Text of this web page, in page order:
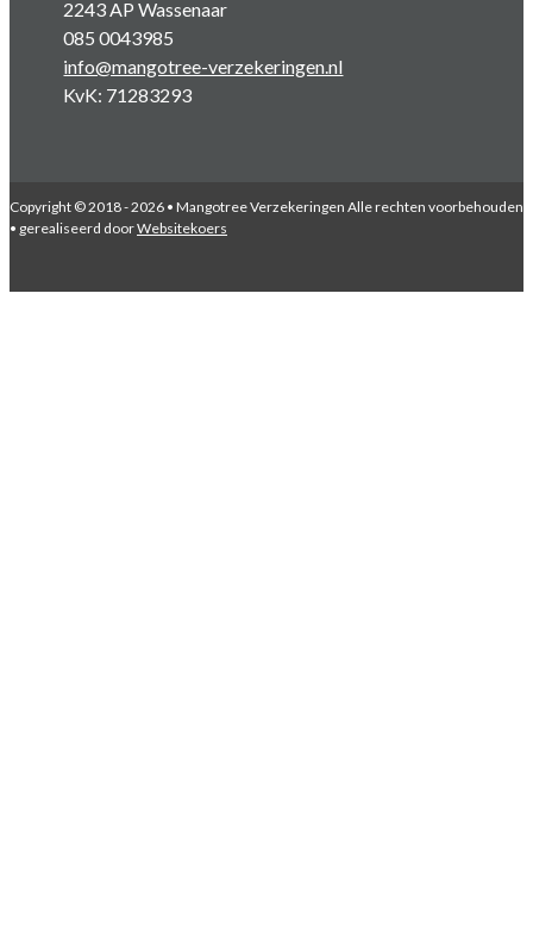
2243 AP Wassenaar
085 0043985
info@mangotree-verzekeringen.nl
KvK: 71283293
Copyright © 2018 - 2026 • Mangotree Verzekeringen Alle rechten voorbehouden
• gerealiseerd doorWebsitekoers